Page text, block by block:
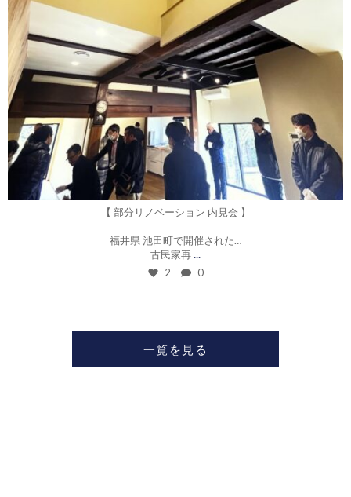
3月 23
【 部分リノベーション 内見会 】
福井県 池田町で開催された…
古民家再...
2 0
一覧を見る